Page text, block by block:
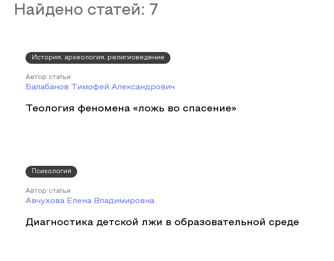
Найдено статей: 7
История, археология, религиоведение
Автор статьи
Балабанов Тимофей Александрович
Теология феномена «ложь во спасение»
Психология
Автор статьи
Авчухова Елена Владимировна
Диагностика детской лжи в образовательной среде